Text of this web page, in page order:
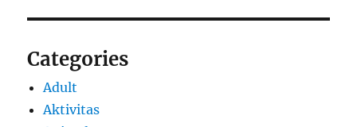
Categories
Adult
Aktivitas